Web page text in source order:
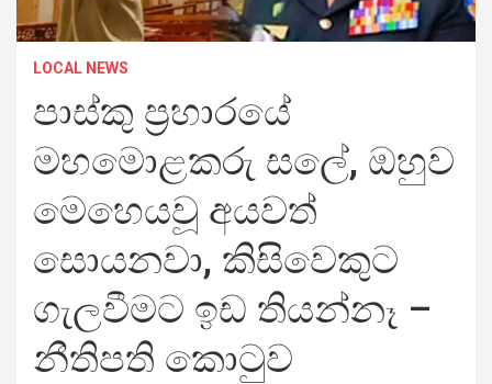
LOCAL NEWS
පාස්කු ප්‍රහාරයේ
මහමොළකරු සලේ, ඔහුව
මෙහෙයවූ අයවත්
සොයනවා, කිසිවෙකුට
ගැලවීමට ඉඩ තියන්නෑ –
නීතිපති කොටුව